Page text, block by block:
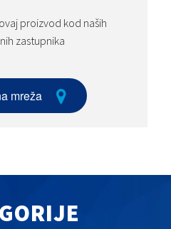
proizvod kod naših
zastupnika
mreža